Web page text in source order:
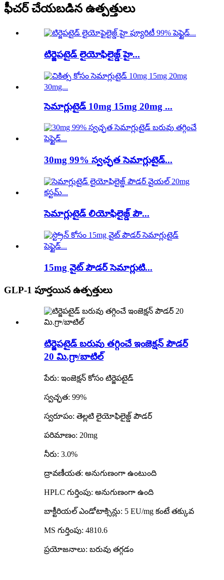
ఫీచర్ చేయబడిన ఉత్పత్తులు
టిర్జెపటైడ్ లైయోఫిలైజ్డ్ హై...
సెమాగ్లుటైడ్ 10mg 15mg 20mg ...
30mg 99% స్వచ్ఛత సెమాగ్లుటైడ్...
సెమాగ్లుటైడ్ లియోఫిలైజ్డ్ పౌ...
15mg వైట్ పౌడర్ సెమాగ్లుటి...
GLP-1 పూర్తయిన ఉత్పత్తులు
టిర్జెపటైడ్ బరువు తగ్గించే ఇంజెక్షన్ పౌడర్
20 మి.గ్రా/బాటిల్
పేరు: ఇంజెక్షన్ కోసం టిర్జెపటైడ్
స్వచ్ఛత: 99%
స్వరూపం: తెల్లటి లైయోఫిలైజ్డ్ పౌడర్
పరిమాణం: 20mg
నీరు: 3.0%
ద్రావణీయత: అనుగుణంగా ఉంటుంది
HPLC గుర్తింపు: అనుగుణంగా ఉంది
బాక్టీరియల్ ఎండోటాక్సిన్లు: 5 EU/mg కంటే తక్కువ
MS గుర్తింపు: 4810.6
ప్రయోజనాలు: బరువు తగ్గడం